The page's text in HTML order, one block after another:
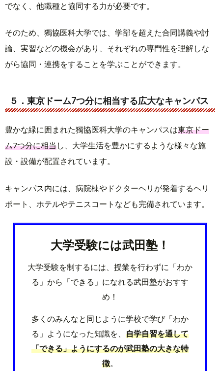
でなく、他職種と協同する力が必要です。
そのため、獨協医科大学では、学部を超えた合同講義や討
論、実習などの機会があり、それぞれの専門性を理解しな
がら協同・連携をすることを学ぶことができます。
５．東京ドーム7つ分に相当する広大なキャンパス
豊かな緑に囲まれた獨協医科大学のキャンパスは東京ドー
ム7つ分に相当し、大学生活を豊かにするような様々な施
設・設備が配置されています。
キャンパス内には、病院棟やドクターヘリが発着するヘリ
ポート、ホテルやテニスコートなども完備されています。
大学受験には武田塾！
大学受験を制するには、授業を行わずに「わか
る」から「できる」になれる武田塾がおすす
め！
多くのみんなと同じように学校で学び「わか
る」ようになった知識を、 自学自習を通して
「できる」ようにするのが武田塾の大きな特
徴。